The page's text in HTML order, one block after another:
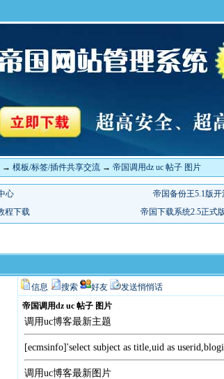
→ 模板/标签/插件共享交流→ 帝国调用dz uc 帖子 图片
信息 搜索 好友 发送悄悄话
帝国调用dz uc 帖子 图片
调用uc博客最新主题
[ecmsinfo]'select subject as title,uid as
调用uc博客最新图片